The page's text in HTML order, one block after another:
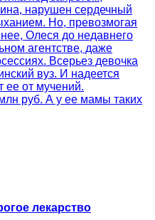
нарушен сердечный
Но, превозмогая
Олеся до недавнего
агентстве, даже
Всерьез девочка
вуз. И надеется
ее от мучений.
руб. А у ее мамы таких
лекарство